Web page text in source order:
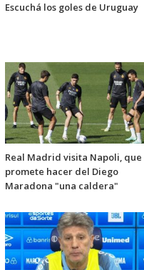
Escuchá los goles de Uruguay
Real Madrid visita Napoli, que
promete hacer del Diego
Maradona "una caldera"